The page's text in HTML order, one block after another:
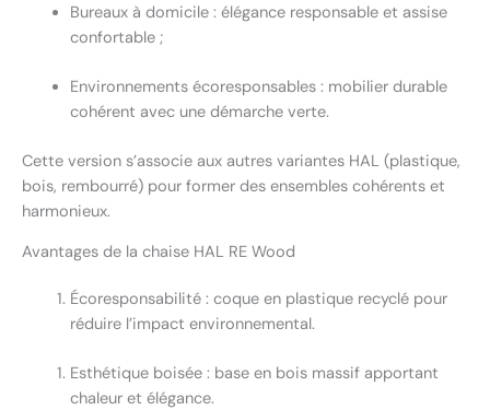
Bureaux à domicile : élégance responsable et assise
confortable ;
Environnements écoresponsables : mobilier durable
cohérent avec une démarche verte.
Cette version s’associe aux autres variantes HAL (plastique,
bois, rembourré) pour former des ensembles cohérents et
harmonieux.
Avantages de la chaise HAL RE Wood
Écoresponsabilité : coque en plastique recyclé pour
réduire l’impact environnemental.
Esthétique boisée : base en bois massif apportant
chaleur et élégance.